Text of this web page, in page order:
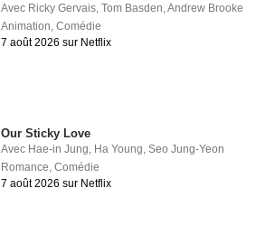
Avec Ricky Gervais,Tom Basden,Andrew Brooke
Animation,Comédie
7 août 2026 sur Netflix
Our Sticky Love
Avec Hae-in Jung, Ha Young,Seo Jung-Yeon
Romance,Comédie
7 août 2026 sur Netflix